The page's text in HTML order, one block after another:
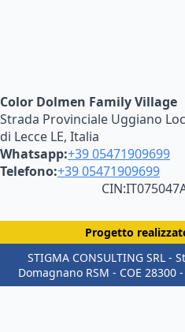
Color Dolmen Family Village
Strada Provinciale Uggiano
di Lecce LE, Italia
Whatsapp:+39 05471909699
Telefono:+39 05471909699
CIN:
Progetto
STIGMA CONSULTING SRL​ -
Domagnano RSM​ - COE 28300​ -